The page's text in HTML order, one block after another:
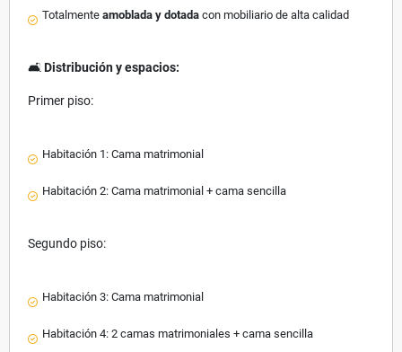
Totalmente amoblada y dotada con mobiliario de alta calidad
🛋️ Distribución y espacios:
Primer piso:
Habitación 1: Cama matrimonial
Habitación 2: Cama matrimonial + cama sencilla
Segundo piso:
Habitación 3: Cama matrimonial
Habitación 4: 2 camas matrimoniales + cama sencilla